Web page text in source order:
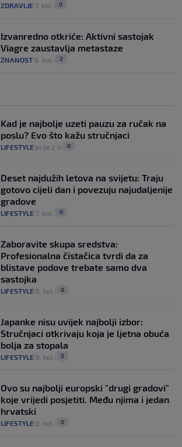
ZDRAVLJE 7. kol. 0
Izvanredno otkriće: Aktivni sastojak
Viagre zaustavlja metastaze
ZNANOST 6. kol. 2
Kad je najbolje uzeti pauzu za ručak na
poslu? Evo što kažu stručnjaci
LIFESTYLE prije 2 h 0
Deset najdužih letova na svijetu: Traju
gotovo cijeli dan i povezuju najudaljenije
gradove
LIFESTYLE 7. kol. 0
Zaboravite skupa sredstva:
Profesionalna čistačica tvrdi da za
blistave podove trebate samo dva
sastojka
LIFESTYLE 6. kol. 0
Japanke nisu uvijek najbolji izbor:
Stručnjaci otkrivaju koja je ljetna obuća
bolja za stopala
LIFESTYLE 6. kol. 0
Ovo su najbolji europski "drugi gradovi"
koje vrijedi posjetiti. Među njima i jedan
hrvatski
LIFESTYLE 6. kol. 0